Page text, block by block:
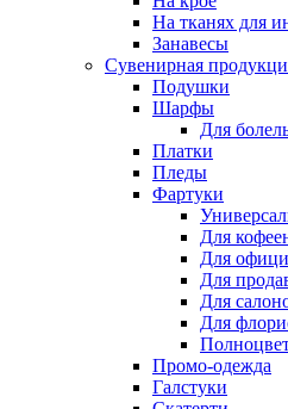
На тканях для
Занавесы
Сувенирная
Подушки
Шарфы
Для
Платки
Пледы
Фартуки
Для
Для
Для
Для
Для
Промо-одежда
Галстуки